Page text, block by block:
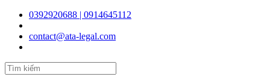
0392920688 | 0914645112
contact@ata-legal.com